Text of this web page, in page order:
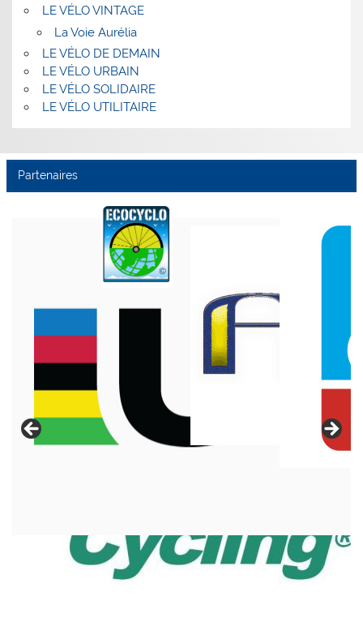
LE VÉLO VINTAGE
La Voie Aurélia
LE VÉLO DE DEMAIN
LE VÉLO URBAIN
LE VÉLO SOLIDAIRE
LE VÉLO UTILITAIRE
Partenaires